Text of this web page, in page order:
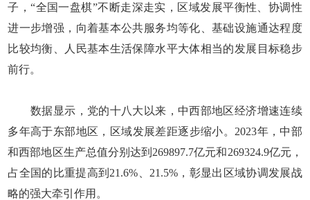
子，“全国一盘棋”不断走深走实，区域发展平衡性、协调性
进一步增强，向着基本公共服务均等化、基础设施通达程度
比较均衡、人民基本生活保障水平大体相当的发展目标稳步
前行。
数据显示，党的十八大以来，中西部地区经济增速连续
多年高于东部地区，区域发展差距逐步缩小。2023年，中部
和西部地区生产总值分别达到269897.7亿元和269324.9亿元，
占全国的比重提高到21.6%、21.5%，彰显出区域协调发展战
略的强大牵引作用。